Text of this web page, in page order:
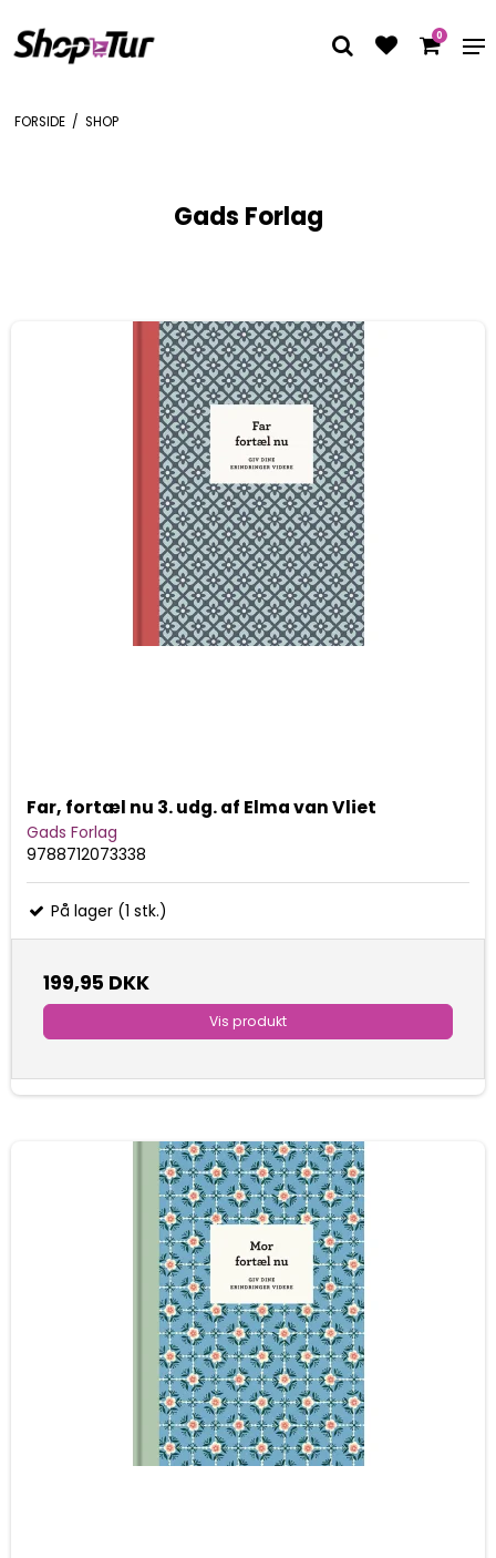
0
FORSIDE / SHOP
Gads Forlag
Far, fortæl nu 3. udg. af Elma van Vliet
Gads Forlag
9788712073338
På lager (1 stk.)
199,95 DKK
Vis produkt